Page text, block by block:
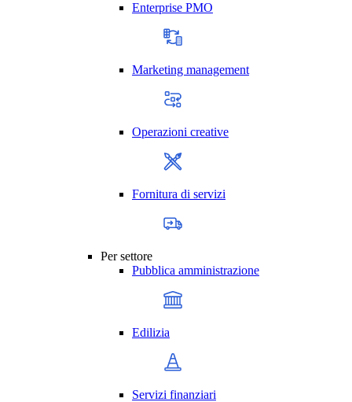
Enterprise PMO
Marketing management
Operazioni creative
Fornitura di servizi
Per settore
Pubblica amministrazione
Edilizia
Servizi finanziari